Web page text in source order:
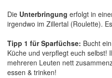
Die Unterbringung erfolgt in
irgendwo im Zillertal (Roulette).
Tipp 1 für Sparfüchse: Bucht
Küche und verpflegt euch selbst!
mehreren Leuten nett
essen & trinken!